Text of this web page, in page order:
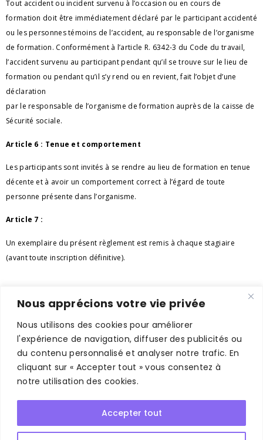
Nous apprécions votre vie privée
Nous utilisons des cookies pour améliorer
l'expérience de navigation, diffuser des publicités ou
du contenu personnalisé et analyser notre trafic. En
cliquant sur « Accepter tout » vous consentez à
notre utilisation des cookies.
Accepter tout
Tout accident ou incident survenu à l’occasion ou en cours de
formation doit être immédiatement déclaré par le participant accidenté
ou les personnes témoins de l’accident, au responsable de l’organisme
de formation. Conformément à l’article R. 6342-3 du Code du travail,
l’accident survenu au participant pendant qu’il se trouve sur le lieu de
formation ou pendant qu’il s’y rend ou en revient, fait l’objet d’une
déclaration
par le responsable de l’organisme de formation auprès de la caisse de
Sécurité sociale.
Article 6 : Tenue et comportement
Les participants sont invités à se rendre au lieu de formation en tenue
décente et à avoir un comportement correct à l’égard de toute
personne présente dans l’organisme.
Article 7 :
Un exemplaire du présent règlement est remis à chaque stagiaire
(avant toute inscription définitive).
06 24 51 80 87
Mentions légales
Politique de confidentialité
Politique relative